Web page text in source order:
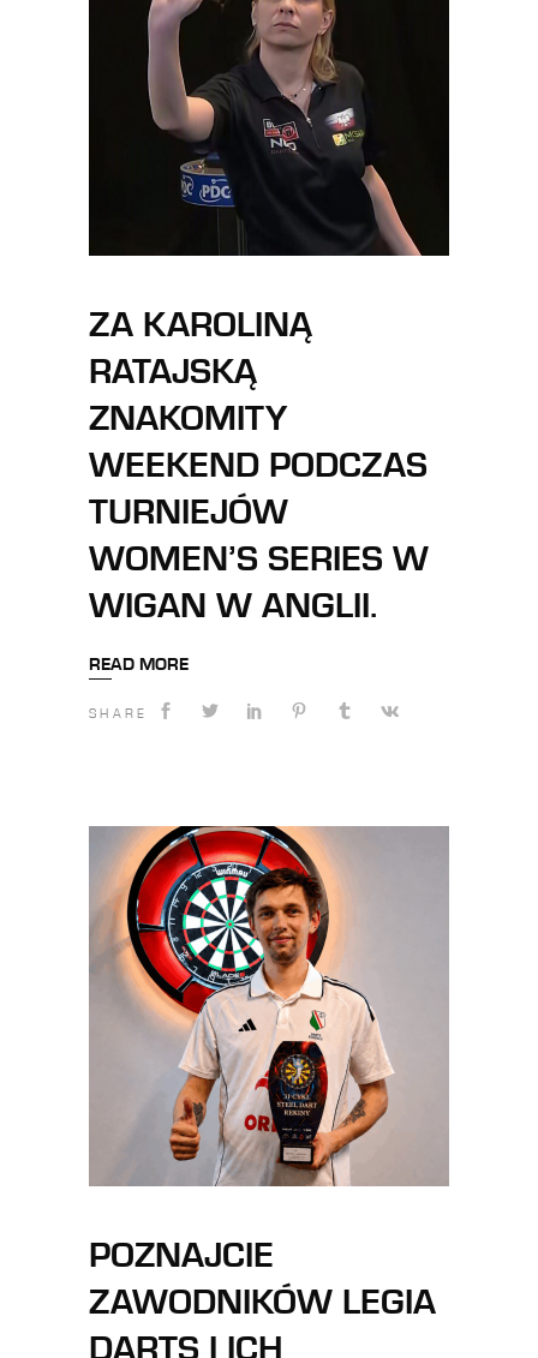
ZA KAROLINĄ
RATAJSKĄ
ZNAKOMITY
WEEKEND PODCZAS
TURNIEJÓW
WOMEN’S SERIES W
WIGAN W ANGLII.
READ MORE
SHARE
POZNAJCIE
ZAWODNIKÓW LEGIA
DARTS I ICH